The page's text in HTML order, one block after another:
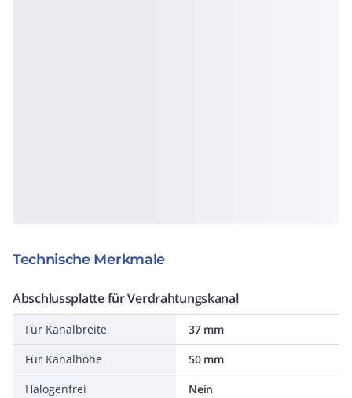
Technische Merkmale
Abschlussplatte für Verdrahtungskanal
Für Kanalbreite
37 mm
Für Kanalhöhe
50 mm
Halogenfrei
Nein